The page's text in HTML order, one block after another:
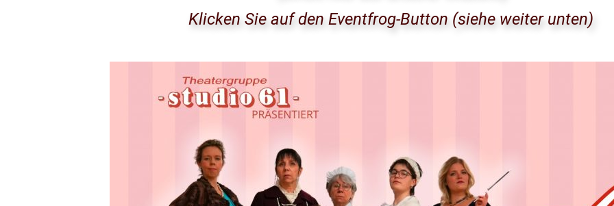
Klicken Sie auf den Eventfrog-Button (siehe weiter unten)